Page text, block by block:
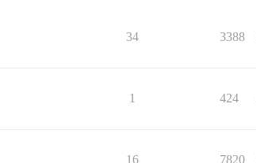
34 3388
1 424
16 7820